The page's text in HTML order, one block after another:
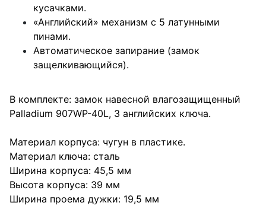
кусачками.
«Английский» механизм с 5 латунными
пинами.
Автоматическое запирание (замок
защелкивающийся).
В комплекте: замок навесной влагозащищенный
Palladium 907WP-40L, 3 английских ключа.
Материал корпуса: чугун в пластике.
Материал ключа: сталь
Ширина корпуса: 45,5 мм
Высота корпуса: 39 мм
Ширина проема дужки: 19,5 мм